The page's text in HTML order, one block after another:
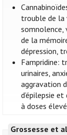
trouble de la
somnolence,
de la
dépression,
Fampridine:
urinaires,
aggravation
d’épilepsie
à doses
Grossesse et